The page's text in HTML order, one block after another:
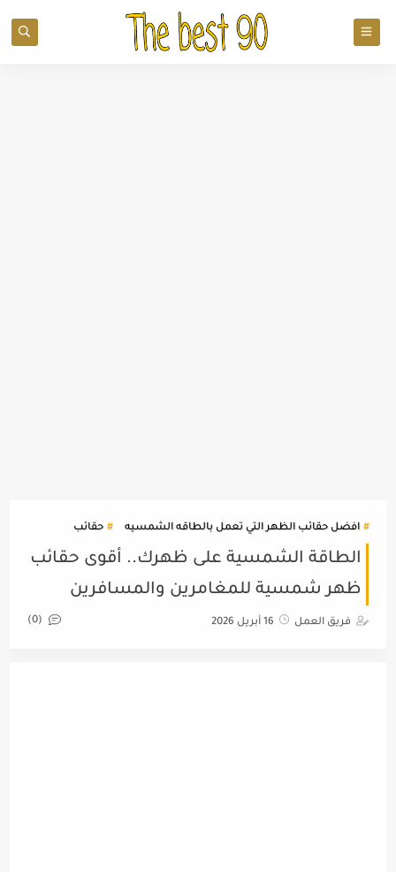
افضل حقائب الظهر التي تعمل بالطاقه الشمسيه حقائب
الطاقة الشمسية على ظهرك.. أقوى حقائب
ظهر شمسية للمغامرين والمسافرين
فريق العمل 16 أبريل 2026 (0)